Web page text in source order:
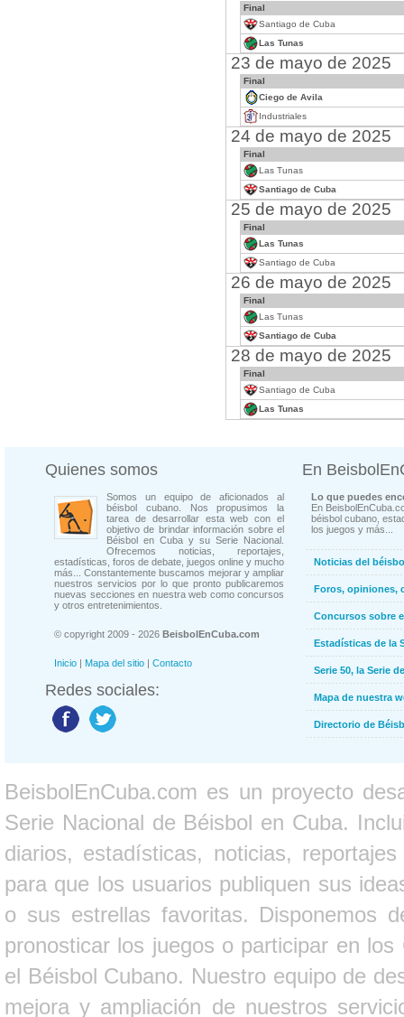
Final
Santiago de Cuba
Las Tunas
23 de mayo de 2025
Final
Ciego de Avila
Industriales
24 de mayo de 2025
Final
Las Tunas
Santiago de Cuba
25 de mayo de 2025
Final
Las Tunas
Santiago de Cuba
26 de mayo de 2025
Final
Las Tunas
Santiago de Cuba
28 de mayo de 2025
Final
Santiago de Cuba
Las Tunas
Quienes somos
Somos un equipo de aficionados al
béisbol cubano. Nos propusimos la
tarea de desarrollar esta web con el
objetivo de brindar información sobre el
Béisbol en Cuba y su Serie Nacional.
Ofrecemos noticias, reportajes,
estadísticas, foros de debate, juegos online y mucho
más... Constantemente buscamos mejorar y ampliar
nuestros servicios por lo que pronto publicaremos
nuevas secciones en nuestra web como concursos
y otros entretenimientos.
© copyright 2009 - 2026 BeisbolEnCuba.com
Inicio | Mapa del sitio | Contacto
Redes sociales:
En
Lo que puedes
En
béisbol cubano,
los juegos y más...
Noticias del
Foros, opiniones,
Concursos sobre
Estadísticas de la
Serie 50, la Serie
Mapa de nuestra
Directorio de
BeisbolEnCuba.com es un proyecto
Serie Nacional de Béisbol en Cuba.
diarios, estadísticas, noticias,
para que los usuarios publiquen sus
o sus estrellas favoritas. Disponemos
pronosticar los juegos o participar en
el Béisbol Cubano. Nuestro equipo de
mejora y ampliación de nuestros